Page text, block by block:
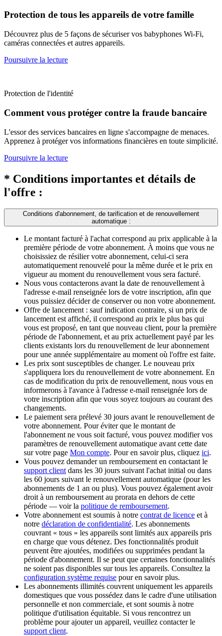
Protection de tous les appareils de votre famille
Découvrez plus de 5 façons de sécuriser vos babyphones Wi-Fi,
caméras connectées et autres appareils.
Poursuivre la lecture
Protection de l'identité
Comment vous protéger contre la fraude bancaire
L'essor des services bancaires en ligne s'accompagne de menaces.
Apprenez à protéger vos informations financières en toute simplicité.
Poursuivre la lecture
* Conditions importantes et détails de
l'offre :
Conditions d'abonnement, de tarification et de renouvellement
automatique :
Le montant facturé à l'achat correspond au prix applicable à la
première période de votre abonnement. À moins que vous ne
choisissiez de résilier votre abonnement, celui-ci sera
automatiquement renouvelé pour la même durée et le prix en
vigueur au moment du renouvellement vous sera facturé.​​
Nous vous contacterons avant la date de renouvellement à
l'adresse e-mail renseignée lors de votre inscription, afin que
vous puissiez décider de conserver ou non votre abonnement.
Offre de lancement : sauf indication contraire, si un prix de
lancement est affiché, il correspond au prix le plus bas qui
vous est proposé, en tant que nouveau client, pour la première
période de l'abonnement, et au prix actuellement payé par les
clients existants lors du renouvellement de leur abonnement
pour une année supplémentaire au moment où l'offre est faite.
Les prix sont susceptibles de changer. Le nouveau prix
s'appliquera lors du renouvellement de votre abonnement. En
cas de modification du prix de renouvellement, nous vous en
informerons à l'avance à l'adresse e-mail renseignée lors de
votre inscription afin que vous soyez toujours au courant des
changements.
Le paiement sera prélevé 30 jours avant le renouvellement de
votre abonnement. Pour éviter que le montant de
l'abonnement ne vous soit facturé, vous pouvez modifier vos
paramètres de renouvellement automatique avant cette date
sur votre page Mon compte. Pour en savoir plus, cliquez ici.​
Vous pouvez demander un remboursement en contactant le
support clientdans les 30 jours suivant l'achat initial ou dans
les 60 jours suivant le renouvellement automatique (pour les
abonnements de 1 an ou plus). Vous pouvez également avoir
droit à un remboursement au prorata en dehors de cette
période — voir la politique de remboursement.​
Votre abonnement est soumis à notre contrat de licence et à
notre déclaration de confidentialité. Les abonnements
couvrant « tous » les appareils sont limités aux appareils pris
en charge que vous détenez. Des fonctionnalités produit
peuvent être ajoutées, modifiées ou supprimées pendant la
période d'abonnement. Il se peut que certaines fonctionnalités
ne soient pas disponibles sur tous les appareils. Consultez la
configuration système requise pour en savoir plus.
Les abonnements illimités couvrent uniquement les appareils
domestiques que vous possédez dans le cadre d'une utilisation
personnelle et non commerciale, et sont soumis à notre
politique d'utilisation équitable. Si vous rencontrez un
problème pour ajouter un appareil, veuillez contacter le
support client.